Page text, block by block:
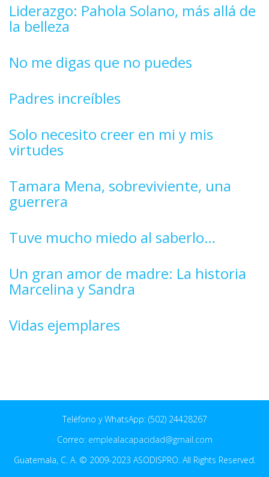
Liderazgo: Pahola Solano, más allá de
la belleza
No me digas que no puedes
Padres increíbles
Solo necesito creer en mi y mis
virtudes
Tamara Mena, sobreviviente, una
guerrera
Tuve mucho miedo al saberlo…
Un gran amor de madre: La historia
Marcelina y Sandra
Vidas ejemplares
Teléfono y WhatsApp: (502) 24428267
Correo: emplealacapacidad@gmail.com
Guatemala, C. A. © 2009-2023 ASODISPRO. All Rights Reserved.